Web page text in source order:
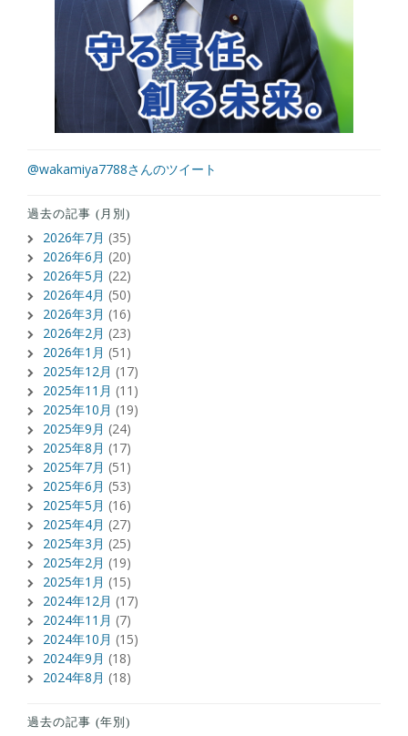
@wakamiya7788さんのツイート
過去の記事 (月別)
2026年7月 (35)
2026年6月 (20)
2026年5月 (22)
2026年4月 (50)
2026年3月 (16)
2026年2月 (23)
2026年1月 (51)
2025年12月 (17)
2025年11月 (11)
2025年10月 (19)
2025年9月 (24)
2025年8月 (17)
2025年7月 (51)
2025年6月 (53)
2025年5月 (16)
2025年4月 (27)
2025年3月 (25)
2025年2月 (19)
2025年1月 (15)
2024年12月 (17)
2024年11月 (7)
2024年10月 (15)
2024年9月 (18)
2024年8月 (18)
過去の記事 (年別)